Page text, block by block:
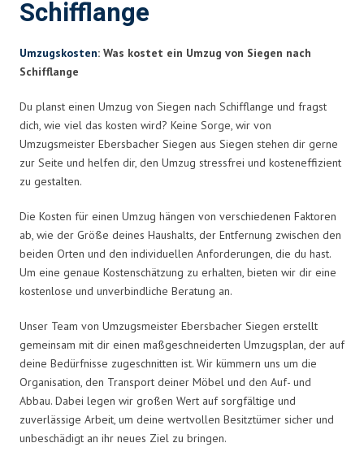
Schifflange
Umzugskosten: Was kostet ein Umzug von Siegen nach
Schifflange
Du planst einen Umzug von Siegen nach Schifflange und fragst
dich, wie viel das kosten wird? Keine Sorge, wir von
Umzugsmeister Ebersbacher Siegen aus Siegen stehen dir gerne
zur Seite und helfen dir, den Umzug stressfrei und kosteneffizient
zu gestalten.
Die Kosten für einen Umzug hängen von verschiedenen Faktoren
ab, wie der Größe deines Haushalts, der Entfernung zwischen den
beiden Orten und den individuellen Anforderungen, die du hast.
Um eine genaue Kostenschätzung zu erhalten, bieten wir dir eine
kostenlose und unverbindliche Beratung an.
Unser Team von Umzugsmeister Ebersbacher Siegen erstellt
gemeinsam mit dir einen maßgeschneiderten Umzugsplan, der auf
deine Bedürfnisse zugeschnitten ist. Wir kümmern uns um die
Organisation, den Transport deiner Möbel und den Auf- und
Abbau. Dabei legen wir großen Wert auf sorgfältige und
zuverlässige Arbeit, um deine wertvollen Besitztümer sicher und
unbeschädigt an ihr neues Ziel zu bringen.